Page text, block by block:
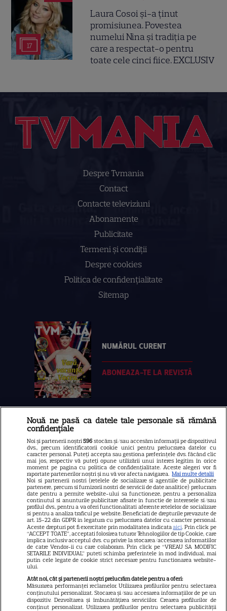
17
Laura Cosoi și-a ținut
promisiunea. Povestea
numelui Nina și tradiția pe
care a respectat-o pentru
toate cele cinci fiice. EXCLUSIV
Despre Tvmania
Contact
Contacte televiziuni
Abonamente
Publicitate
Termeni și condiții
Despre cookies
Politica de confidenţialitate
Sitemap
NUMĂRUL CURENT
ABONEAZA-TE LA REVISTĂ
Libertatea
Libertatea pentru femei
GSP
Știri mondene
Avantaje
Elle
Unica
Retete practice
URMĂREȘTE-NE PE
Nouă ne pasă ca datele tale personale să rămână
confidențiale
Noi și partenerii noștri596 stocăm și/sau accesăm informații pe dispozitivul
dvs., precum identificatorii cookie unici pentru prelucrarea datelor cu
caracter personal. Puteți accepta sau gestiona preferințele dvs. făcând clic
mai jos, respectiv vă puteți opune utilizării unui interes legitim în orice
moment pe pagina cu politica de confidențialitate. Aceste alegeri vor fi
raportate partenerilor noștri și nu vă vor afecta navigarea. Mai multe detalii
Noi si partenerii nostri (retelele de socializare si agentiile de publicitate
partenere, precum si furnizorii nostri de servicii de date analitice) prelucram
date pentru a permite website-ului sa functioneze, pentru a personaliza
continutul si anunturile publicitare afisate in functie de interesele si/sau
profilul dvs., pentru a va oferi functionalitati aferente retelelor de socializare
si pentru a analiza traficul pe website. Beneficiati de drepturile prevazute de
art. 15-22 din GDPR in legatura cu prelucrarea datelor cu caracter personal.
Aceste drepturi pot fi exercitate prin modalitatea indicataaici. Prin click pe
“ACCEPT TOATE”, acceptati folosirea tuturor Tehnologiilor de tip Cookie, care
implica inclusiv acceptul dvs. cu privire la stocarea/accesarea informatiilor
de catre Vendor-ii cu care colaboram. Prin click pe “VREAU SA MODIFIC
SETARILE INDIVIDUAL” puteti schimba preferintele in mod individual, mai
putin cele legate de cookie strict necesare pentru functionarea website-
ului.
Atât noi, cât și partenerii noștri prelucrăm datele pentru a oferi:
Măsurarea performanței reclamelor. Utilizarea profilurilor pentru selectarea
conținutului personalizat. Stocarea și/sau accesarea informațiilor de pe un
dispozitiv. Dezvoltarea și îmbunătățirea serviciilor. Crearea profilurilor de
conținut personalizat. Utilizarea profilurilor pentru selectarea publicității